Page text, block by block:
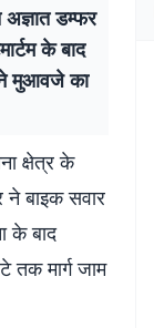
डम्फर
के बाद
ने मुआवजे का
क्षेत्र के
ने बाइक सवार
के बाद
मार्ग जाम